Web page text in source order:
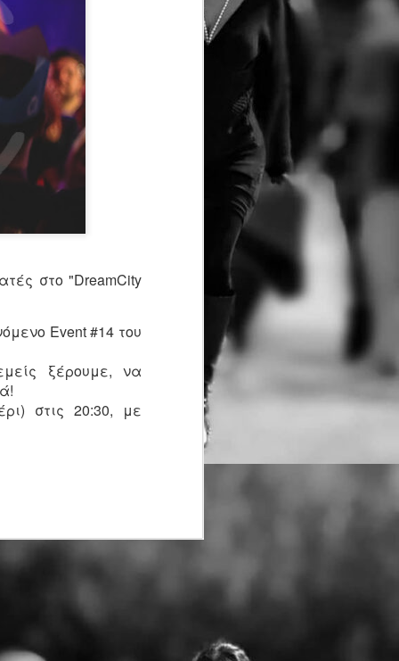
στο "DreamCity
Event #14 του
ξέρουμε, να
στις 20:30, με
μεταφορά: Μάρω Βαμβουνάκη
Σκηνικά - Κοστούμια: Δρώμενων
Φωτεινή Γαλάνη Βίντεο-
ερμηνεύει η Ρηνιώ Κουρδάκη
(angienomikou@gmail.com
Κεραμεικός
2026 κάθε Τρίτη στις
στο ταμία την
www.ticketservices.g
ΤΥΠΟΥ 4ος Δρόμος